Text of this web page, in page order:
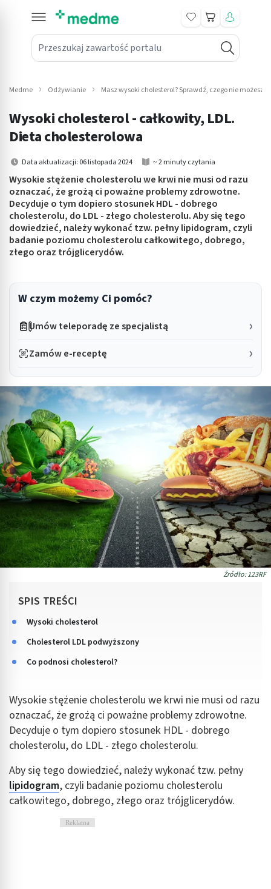
Przeszukaj zawartość portalu
Koszyk
submenu: Leki na receptę
submenu: Mama i dziecko
submenu: Kosmetyki
submenu: Higiena
submenu: Sprzęt medyczny
submenu: Intymne
Medme Odżywianie Masz wysoki cholesterol? Sprawdź, czego nie możesz
Wysoki cholesterol - całkowity, LDL.
Dieta cholesterolowa
Data aktualizacji: 06 listopada 2024 ~ 2 minuty czytania
Wysokie stężenie cholesterolu we krwi nie musi od razu
oznaczać, że grożą ci poważne problemy zdrowotne.
Decyduje o tym dopiero stosunek HDL - dobrego
cholesterolu, do LDL - złego cholesterolu. Aby się tego
dowiedzieć, należy wykonać tzw. pełny lipidogram, czyli
badanie poziomu cholesterolu całkowitego, dobrego,
złego oraz trójglicerydów.
W czym możemy Ci pomóc?
Umów teleporadę ze specjalistą
Zamów e-receptę
Źródło: 123RF
SPIS TREŚCI
Wysoki cholesterol
Cholesterol LDL podwyższony
Co podnosi cholesterol?
Wysokie stężenie cholesterolu we krwi nie musi od razu
oznaczać, że grożą ci poważne problemy zdrowotne.
Decyduje o tym dopiero stosunek HDL - dobrego
cholesterolu, do LDL - złego cholesterolu.
Aby się tego dowiedzieć, należy wykonać tzw. pełny
lipidogram, czyli badanie poziomu cholesterolu
całkowitego, dobrego, złego oraz trójglicerydów.
Reklama